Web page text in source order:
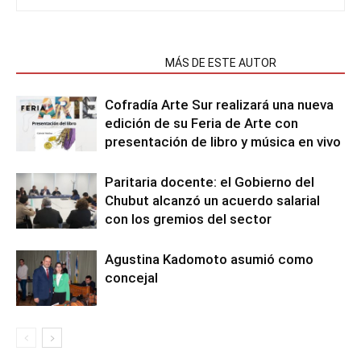
MÁS DE ESTE AUTOR
Cofradía Arte Sur realizará una nueva
edición de su Feria de Arte con
presentación de libro y música en vivo
Paritaria docente: el Gobierno del
Chubut alcanzó un acuerdo salarial
con los gremios del sector
Agustina Kadomoto asumió como
concejal